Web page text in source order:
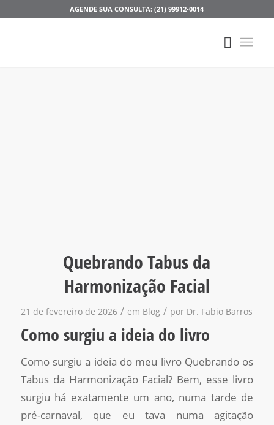
AGENDE SUA CONSULTA: (21) 99912-0014
Quebrando Tabus da
Harmonização Facial
21 de fevereiro de 2026 / em Blog / por Dr. Fabio Barros
Como surgiu a ideia do livro
Como surgiu a ideia do meu livro Quebrando os
Tabus da Harmonização Facial? Bem, esse livro
surgiu há exatamente um ano, numa tarde de
pré-carnaval, que eu tava numa agitação